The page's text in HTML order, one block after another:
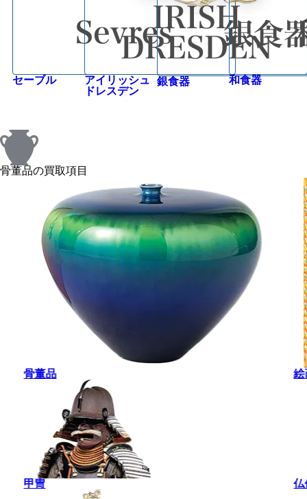
セーブル
アイリッシュ
ドレスデン
銀食器 和食器
骨董品の買取項目
骨董品
甲冑
絵
仏